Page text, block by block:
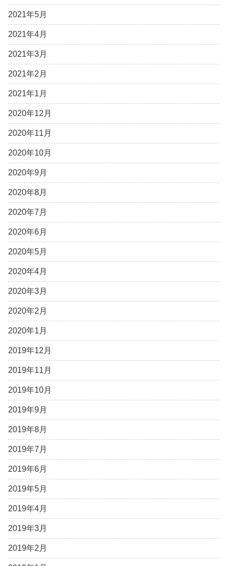
2021年5月
2021年4月
2021年3月
2021年2月
2021年1月
2020年12月
2020年11月
2020年10月
2020年9月
2020年8月
2020年7月
2020年6月
2020年5月
2020年4月
2020年3月
2020年2月
2020年1月
2019年12月
2019年11月
2019年10月
2019年9月
2019年8月
2019年7月
2019年6月
2019年5月
2019年4月
2019年3月
2019年2月